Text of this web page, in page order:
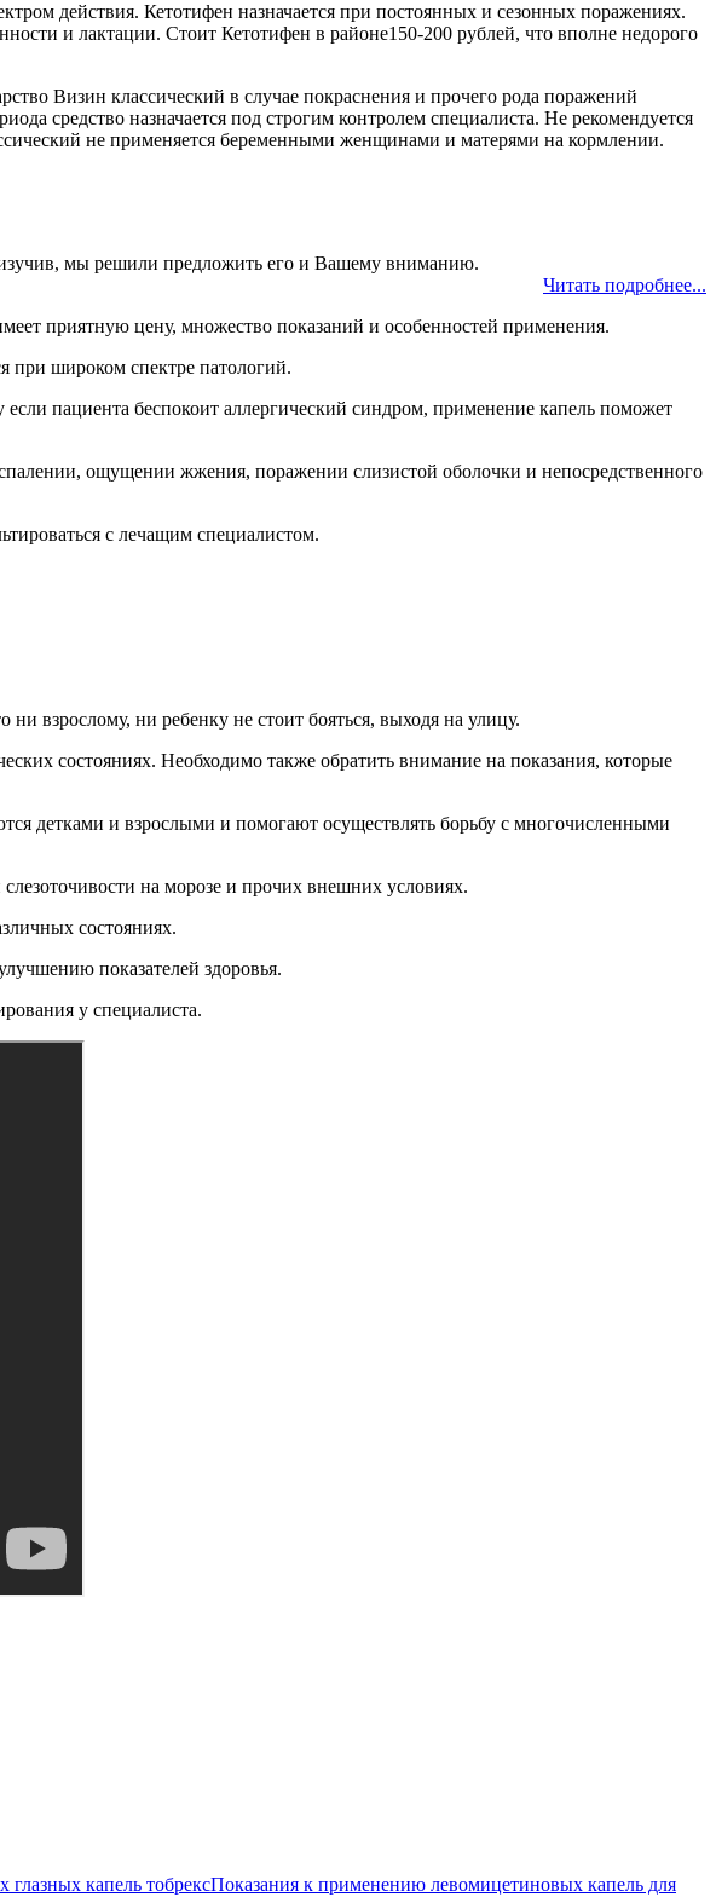
действия. Кетотифен назначается при постоянных и сезонных поражениях.
и лактации. Стоит Кетотифен в районе150-200 рублей, что вполне недорого
Визин классический в случае покраснения и прочего рода поражений
средство назначается под строгим контролем специалиста. Не рекомендуется
не применяется беременными женщинами и матерями на кормлении.
мы решили предложить его и Вашему вниманию.
Читать подробнее...
приятную цену, множество показаний и особенностей применения.
при широком спектре патологий.
пациента беспокоит аллергический синдром, применение капель поможет
ощущении жжения, поражении слизистой оболочки и непосредственного
с лечащим специалистом.
взрослому, ни ребенку не стоит бояться, выходя на улицу.
состояниях. Необходимо также обратить внимание на показания, которые
детками и взрослыми и помогают осуществлять борьбу с многочисленными
на морозе и прочих внешних условиях.
состояниях.
показателей здоровья.
у специалиста.
глазных капель тобрексПоказания к применению левомицетиновых капель для